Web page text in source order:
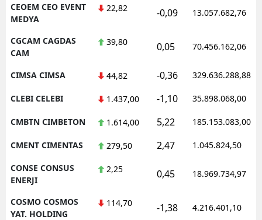
CEOEM CEO EVENT
MEDYA
22,82 -0,09 13.057.682,76
CGCAM CAGDAS
CAM
39,80 0,05 70.456.162,06
CIMSA CIMSA 44,82 -0,36 329.636.288,88
CLEBI CELEBI 1.437,00 -1,10 35.898.068,00
CMBTN CIMBETON 1.614,00 5,22 185.153.083,00
CMENT CIMENTAS 279,50 2,47 1.045.824,50
CONSE CONSUS
ENERJI
2,25 0,45 18.969.734,97
COSMO COSMOS
YAT. HOLDING
114,70 -1,38 4.216.401,10